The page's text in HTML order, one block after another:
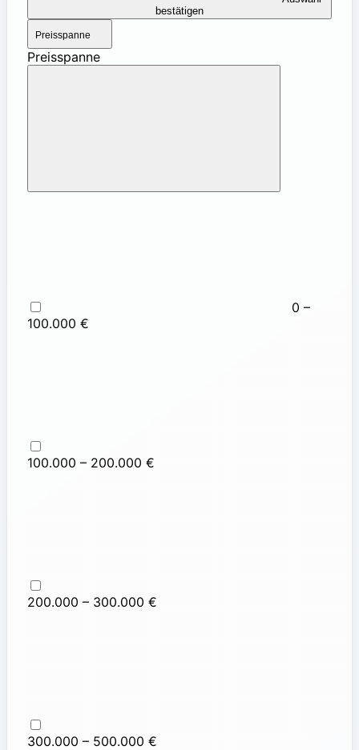
bestätigen
Preisspanne
Preisspanne
0 –
100.000 €
100.000 – 200.000 €
200.000 – 300.000 €
300.000 – 500.000 €